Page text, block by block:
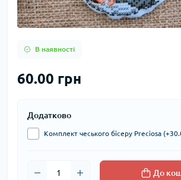
В наявності
60.00 грн
Додатково
Комплект чеського бісеру Preciosa
До